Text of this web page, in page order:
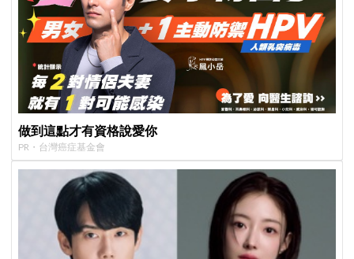
做到這點才有資格說愛你
PR・台灣癌症基金會